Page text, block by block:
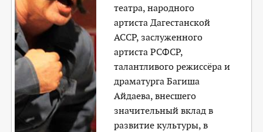
театра, народного
артиста Дагестанской
АССР, заслуженного
артиста РСФСР,
талантливого режиссёра и
драматурга Багиша
Айдаева, внесшего
значительный вклад в
развитие культуры, в